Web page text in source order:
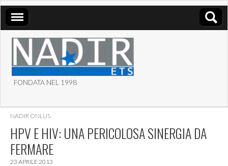
ASSOCIAZIONE NADIR
ETS
FONDATA NEL 1998
NADIR ONLUS
HPV E HIV: UNA PERICOLOSA SINERGIA DA
FERMARE
23 APRILE 2013